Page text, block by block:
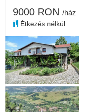
9000 RON /ház
Étkezés nélkül